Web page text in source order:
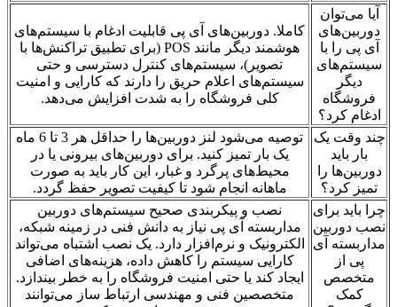
آیا می‌توان
دوربین‌های
آی پی را با
سیستم‌های
دیگر
فروشگاه
ادغام کرد؟
کاملا. دوربین‌های آی پی قابلیت ادغام با سیستم‌های
هوشمند دیگر مانند POS (برای تطبیق تراکنش‌ها با
تصویر)، سیستم‌های کنترل دسترسی و حتی
سیستم‌های اعلام حریق را دارند که کارایی و امنیت
کلی فروشگاه را به شدت افزایش می‌دهد.
چند وقت یک
بار باید
دوربین‌ها را
تمیز کرد؟
توصیه می‌شود لنز دوربین‌ها را حداقل هر 3 تا 6 ماه
یک بار تمیز کنید. برای دوربین‌های بیرونی یا در
محیط‌های پرگرد و غبار، این کار باید به صورت
ماهانه انجام شود تا کیفیت تصویر حفظ گردد.
چرا باید برای
نصب دوربین
مداربسته آی
پی از
متخصص
کمک
نصب و پیکربندی صحیح سیستم‌های دوربین
مداربسته آی پی نیاز به دانش فنی در زمینه شبکه،
الکترونیک و نرم‌افزار دارد. یک نصب اشتباه می‌تواند
کارایی سیستم را کاهش داده، هزینه‌های اضافی
ایجاد کند یا حتی امنیت فروشگاه را به خطر بیندازد.
متخصصین فنی و مهندسی ارتباط ساز می‌توانند